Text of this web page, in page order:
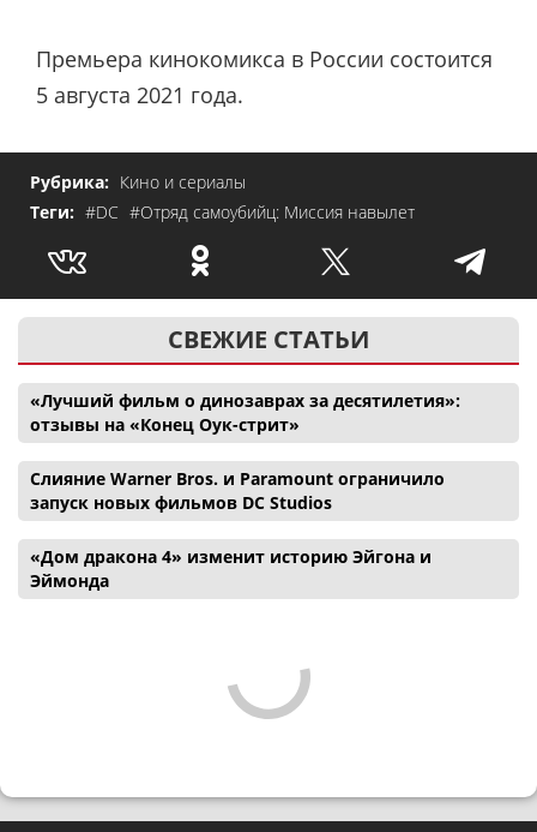
Премьера кинокомикса в России состоится
5 августа 2021 года.
Рубрика: Кино и сериалы
Теги: #DC #Отряд самоубийц: Миссия навылет
СВЕЖИЕ СТАТЬИ
«Лучший фильм о динозаврах за десятилетия»:
отзывы на «Конец Оук-стрит»
Слияние Warner Bros. и Paramount ограничило
запуск новых фильмов DC Studios
«Дом дракона 4» изменит историю Эйгона и
Эймонда